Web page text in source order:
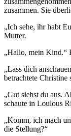
zusammen. Sie
„Ich sehe, ihr habt
Mutter.
„Hallo, mein Kind.“
„Lass dich
betrachtete Christine
„Gut siehst du aus.
schaute in Loulous
„Komm, ich mach
die Stellung?“